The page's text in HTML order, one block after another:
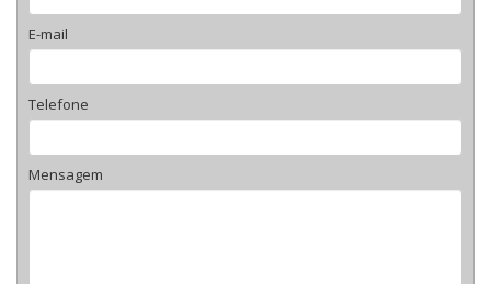
E-mail
Telefone
Mensagem